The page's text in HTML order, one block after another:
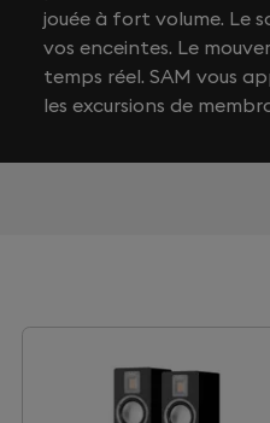
jouée à fort volume. Le
vos enceintes. Le
temps réel. SAM vous
les excursions de